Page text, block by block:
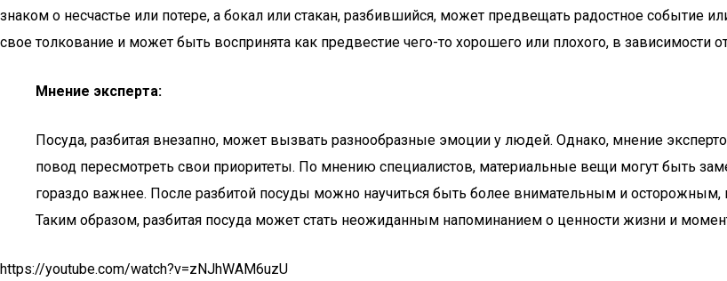
знаком о несчастье или потере, а бокал или стакан, разбившийся, может предвещать радостное событие
свое толкование и может быть воспринята как предвестие чего-то хорошего или плохого, в зависимости от
Мнение эксперта:
Посуда, разбитая внезапно, может вызвать разнообразные эмоции у людей. Однако, мнение
повод пересмотреть свои приоритеты. По мнению специалистов, материальные вещи могут быть
гораздо важнее. После разбитой посуды можно научиться быть более внимательным и
Таким образом, разбитая посуда может стать неожиданным напоминанием о ценности жизни и
https://youtube.com/watch?v=zNJhWAM6uzU